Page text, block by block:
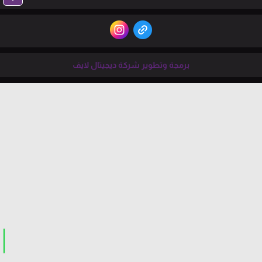
برمجة وتطوير شركة ديجيتال لايف